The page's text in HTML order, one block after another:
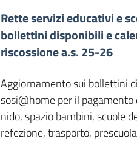
Rette servizi educativi e
bollettini disponibili e
riscossione a.s. 25-26
Aggiornamento sui bollettini
sosi@home per il pagamento
nido, spazio bambini, scuole
refezione, trasporto, prescuola